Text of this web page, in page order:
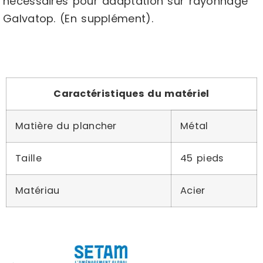
Galvatop. (En supplément).
Caractéristiques du matériel
Matière du plancher Métal
Taille 45 pieds
Matériau Acier